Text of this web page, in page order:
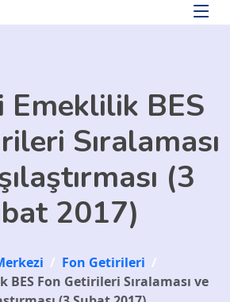
Emeklilik BES
Sıralaması
(3
2017)
/ Fon Getirileri /
Fon Getirileri Sıralaması ve